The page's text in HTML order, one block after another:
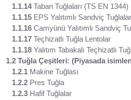
1.1.14Taban Tuğlaları (TS EN 1344)
1.1.15 EPS Yalıtımlı Sandviç
1.1.16 Camyünü Yalıtımlı Sandviç
1.1.17 Teçhizatlı Tuğla Lentolar
1.1.18 Yalıtım Tabakalı Teçhizatlı
1.2 Tuğla Çeşitleri: (Piyasada
1.2.1 Makine Tuğlası
1.2.2 Pres Tuğla
1.2.3 Hafif Tuğlalar